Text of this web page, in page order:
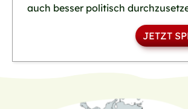
auch besser politisch
JETZT